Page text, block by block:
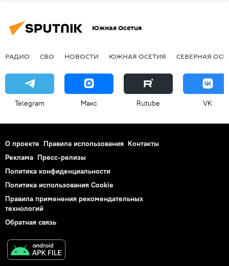
Южная Осетия
РАДИО СВО НОВОСТИ ЮЖНАЯ ОСЕТИЯ СЕВЕРНАЯ
Telegram Макс Rutube VK
О проекте Правила использования Контакты
Реклама Пресс-релизы
Политика конфиденциальности
Политика использования Cookie
Правила применения рекомендательных
технологий
Обратная связь